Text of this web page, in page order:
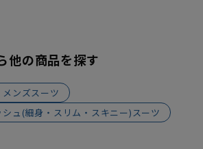
他の商品を探す
メンズスーツ
ュ(細身・スリム・スキニー)スーツ